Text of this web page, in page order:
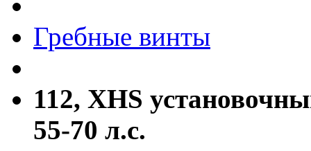
Гребные винты
112, XHS
55-70 л.с.